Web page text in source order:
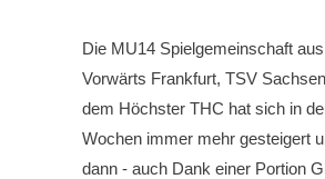
Die MU14 Spielgemeinschaft
Vorwärts Frankfurt, TSV
dem Höchster THC hat sich in
Wochen immer mehr gesteigert
dann - auch Dank einer Portion